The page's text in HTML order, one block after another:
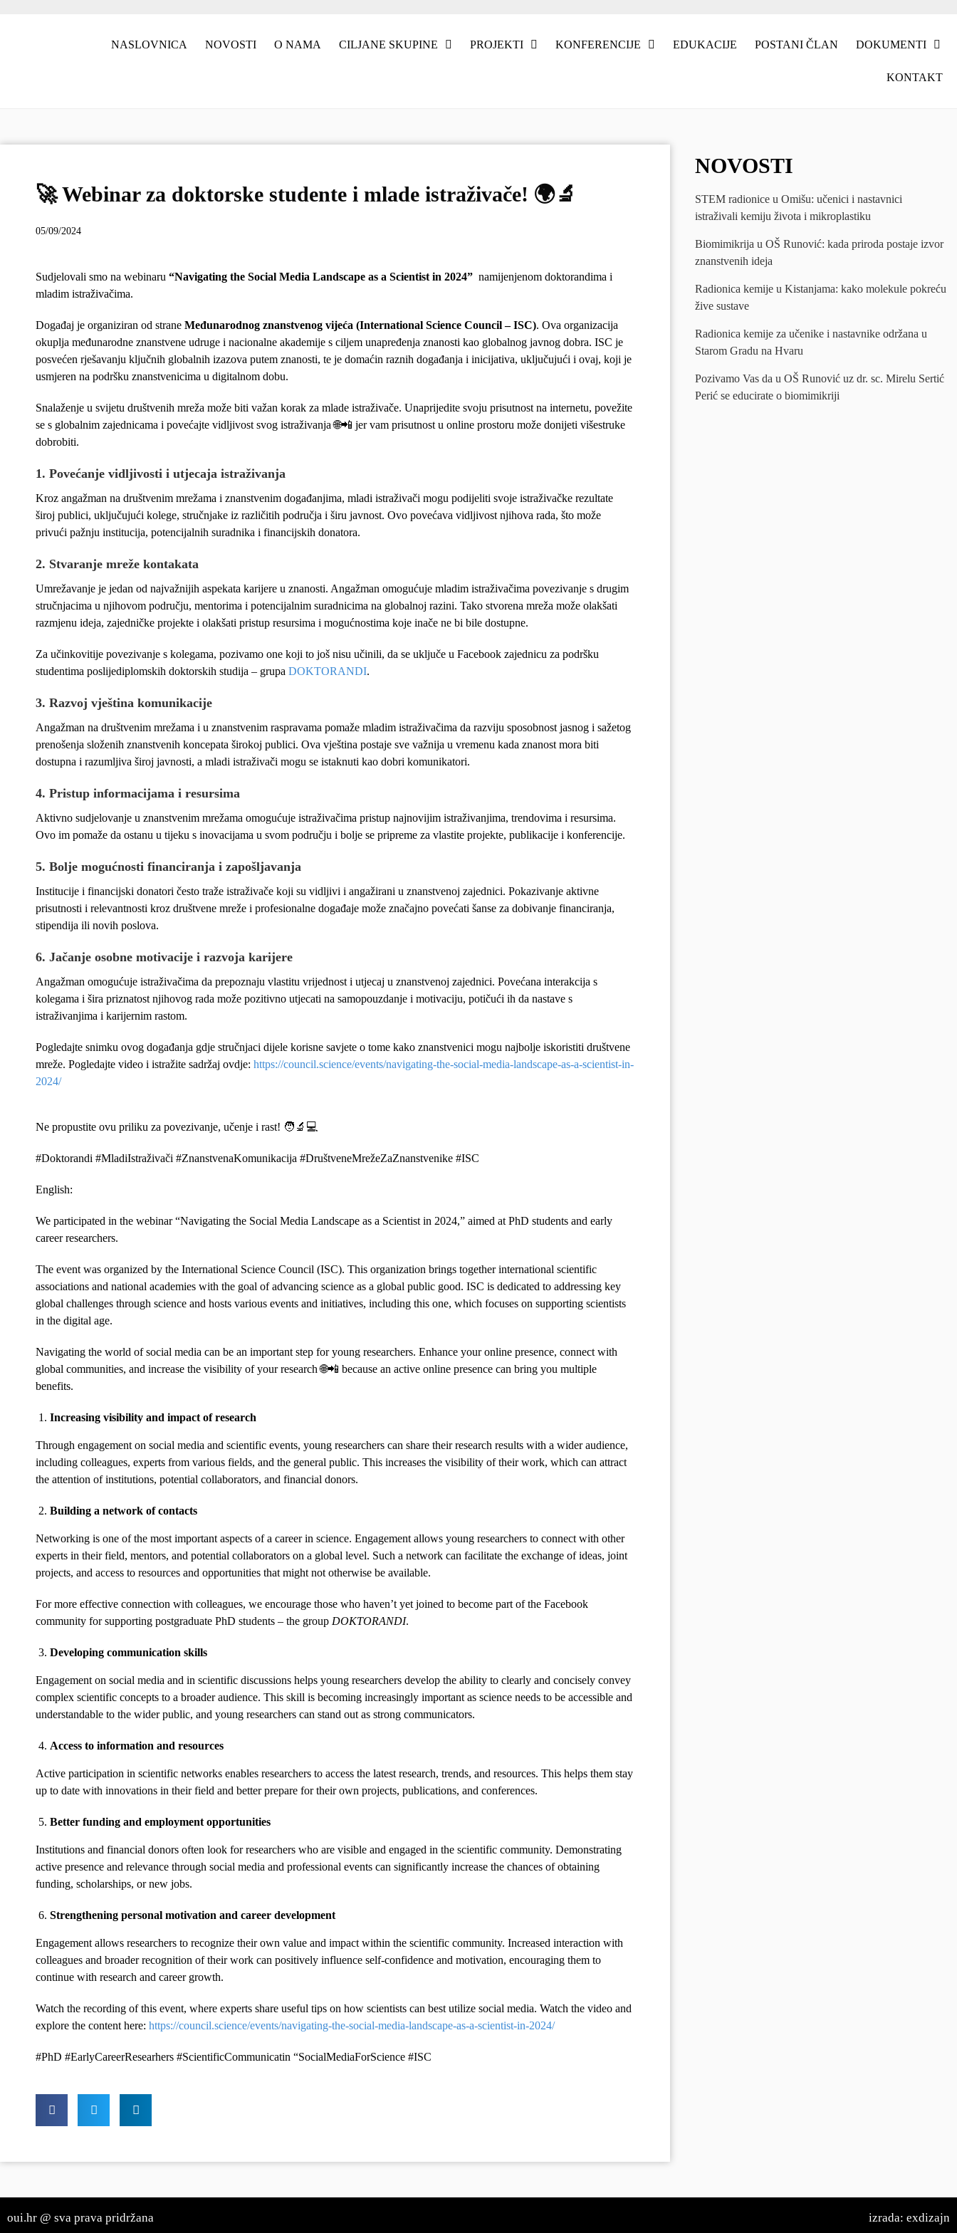
NASLOVNICA NOVOSTI O NAMA CILJANE SKUPINE PROJEKTI KONFERENCIJE EDUKACIJE POSTANI ČLAN DOKUMENTI
KONTAKT
🚀 Webinar za doktorske studente i mlade istraživače! 🌍🔬
05/09/2024
Sudjelovali smo na webinaru “Navigating the Social Media Landscape as a Scientist in 2024” namijenjenom doktorandima i
mladim istraživačima.
Događaj je organiziran od strane Međunarodnog znanstvenog vijeća (International Science Council – ISC). Ova organizacija
okuplja međunarodne znanstvene udruge i nacionalne akademije s ciljem unapređenja znanosti kao globalnog javnog dobra. ISC je
posvećen rješavanju ključnih globalnih izazova putem znanosti, te je domaćin raznih događanja i inicijativa, uključujući i ovaj, koji je
usmjeren na podršku znanstvenicima u digitalnom dobu.
Snalaženje u svijetu društvenih mreža može biti važan korak za mlade istraživače. Unaprijedite svoju prisutnost na internetu, povežite
se s globalnim zajednicama i povećajte vidljivost svog istraživanja 🌐📲 jer vam prisutnost u online prostoru može donijeti višestruke
dobrobiti.
1. Povećanje vidljivosti i utjecaja istraživanja
Kroz angažman na društvenim mrežama i znanstvenim događanjima, mladi istraživači mogu podijeliti svoje istraživačke rezultate
široj publici, uključujući kolege, stručnjake iz različitih područja i širu javnost. Ovo povećava vidljivost njihova rada, što može
privući pažnju institucija, potencijalnih suradnika i financijskih donatora.
2. Stvaranje mreže kontakata
Umrežavanje je jedan od najvažnijih aspekata karijere u znanosti. Angažman omogućuje mladim istraživačima povezivanje s drugim
stručnjacima u njihovom području, mentorima i potencijalnim suradnicima na globalnoj razini. Tako stvorena mreža može olakšati
razmjenu ideja, zajedničke projekte i olakšati pristup resursima i mogućnostima koje inače ne bi bile dostupne.
Za učinkovitije povezivanje s kolegama, pozivamo one koji to još nisu učinili, da se uključe u Facebook zajednicu za podršku
studentima poslijediplomskih doktorskih studija – grupa DOKTORANDI.
3. Razvoj vještina komunikacije
Angažman na društvenim mrežama i u znanstvenim raspravama pomaže mladim istraživačima da razviju sposobnost jasnog i sažetog
prenošenja složenih znanstvenih koncepata širokoj publici. Ova vještina postaje sve važnija u vremenu kada znanost mora biti
dostupna i razumljiva široj javnosti, a mladi istraživači mogu se istaknuti kao dobri komunikatori.
4. Pristup informacijama i resursima
Aktivno sudjelovanje u znanstvenim mrežama omogućuje istraživačima pristup najnovijim istraživanjima, trendovima i resursima.
Ovo im pomaže da ostanu u tijeku s inovacijama u svom području i bolje se pripreme za vlastite projekte, publikacije i konferencije.
5. Bolje mogućnosti financiranja i zapošljavanja
Institucije i financijski donatori često traže istraživače koji su vidljivi i angažirani u znanstvenoj zajednici. Pokazivanje aktivne
prisutnosti i relevantnosti kroz društvene mreže i profesionalne događaje može značajno povećati šanse za dobivanje financiranja,
stipendija ili novih poslova.
6. Jačanje osobne motivacije i razvoja karijere
Angažman omogućuje istraživačima da prepoznaju vlastitu vrijednost i utjecaj u znanstvenoj zajednici. Povećana interakcija s
kolegama i šira priznatost njihovog rada može pozitivno utjecati na samopouzdanje i motivaciju, potičući ih da nastave s
istraživanjima i karijernim rastom.
Pogledajte snimku ovog događanja gdje stručnjaci dijele korisne savjete o tome kako znanstvenici mogu najbolje iskoristiti društvene
mreže. Pogledajte video i istražite sadržaj ovdje: https://council.science/events/navigating-the-social-media-landscape-as-a-scientist-in-
2024/
Ne propustite ovu priliku za povezivanje, učenje i rast! 🧑‍🔬💻
#Doktorandi #MladiIstraživači #ZnanstvenaKomunikacija #DruštveneMrežeZaZnanstvenike #ISC
English:
We participated in the webinar “Navigating the Social Media Landscape as a Scientist in 2024,” aimed at PhD students and early
career researchers.
The event was organized by the International Science Council (ISC). This organization brings together international scientific
associations and national academies with the goal of advancing science as a global public good. ISC is dedicated to addressing key
global challenges through science and hosts various events and initiatives, including this one, which focuses on supporting scientists
in the digital age.
Navigating the world of social media can be an important step for young researchers. Enhance your online presence, connect with
global communities, and increase the visibility of your research 🌐📲 because an active online presence can bring you multiple
benefits.
Increasing visibility and impact of research
Through engagement on social media and scientific events, young researchers can share their research results with a wider audience,
including colleagues, experts from various fields, and the general public. This increases the visibility of their work, which can attract
the attention of institutions, potential collaborators, and financial donors.
Building a network of contacts
Networking is one of the most important aspects of a career in science. Engagement allows young researchers to connect with other
experts in their field, mentors, and potential collaborators on a global level. Such a network can facilitate the exchange of ideas, joint
projects, and access to resources and opportunities that might not otherwise be available.
For more effective connection with colleagues, we encourage those who haven’t yet joined to become part of the Facebook
community for supporting postgraduate PhD students – the group DOKTORANDI.
Developing communication skills
Engagement on social media and in scientific discussions helps young researchers develop the ability to clearly and concisely convey
complex scientific concepts to a broader audience. This skill is becoming increasingly important as science needs to be accessible and
understandable to the wider public, and young researchers can stand out as strong communicators.
Access to information and resources
Active participation in scientific networks enables researchers to access the latest research, trends, and resources. This helps them stay
up to date with innovations in their field and better prepare for their own projects, publications, and conferences.
Better funding and employment opportunities
Institutions and financial donors often look for researchers who are visible and engaged in the scientific community. Demonstrating
active presence and relevance through social media and professional events can significantly increase the chances of obtaining
funding, scholarships, or new jobs.
Strengthening personal motivation and career development
Engagement allows researchers to recognize their own value and impact within the scientific community. Increased interaction with
colleagues and broader recognition of their work can positively influence self-confidence and motivation, encouraging them to
continue with research and career growth.
Watch the recording of this event, where experts share useful tips on how scientists can best utilize social media. Watch the video and
explore the content here: https://council.science/events/navigating-the-social-media-landscape-as-a-scientist-in-2024/
#PhD #EarlyCareerResearhers #ScientificCommunicatin “SocialMediaForScience #ISC
NOVOSTI
STEM radionice u Omišu: učenici i nastavnici
istraživali kemiju života i mikroplastiku
Biomimikrija u OŠ Runović: kada priroda postaje izvor
znanstvenih ideja
Radionica kemije u Kistanjama: kako molekule pokreću
žive sustave
Radionica kemije za učenike i nastavnike održana u
Starom Gradu na Hvaru
Pozivamo Vas da u OŠ Runović uz dr. sc. Mirelu Sertić
Perić se educirate o biomimikriji
oui.hr @ sva prava pridržana izrada: exdizajn